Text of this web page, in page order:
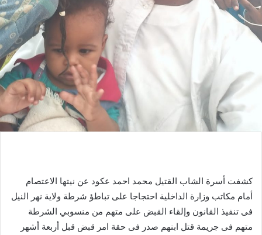
كشفت أسرة الشاب القتيل محمد احمد عكود عن نيتها الاعتصام
أمام مكاتب وزارة الداخلية احتجاجا على تباطؤ شرطة ولاية نهر النيل
فى تنفيذ القانون وإلقاء القبض على متهم من منسوبي الشرطة
متهم فى جريمة قتل ابنهم صدر فى حقة امر قبض قبل أربعة أشهر